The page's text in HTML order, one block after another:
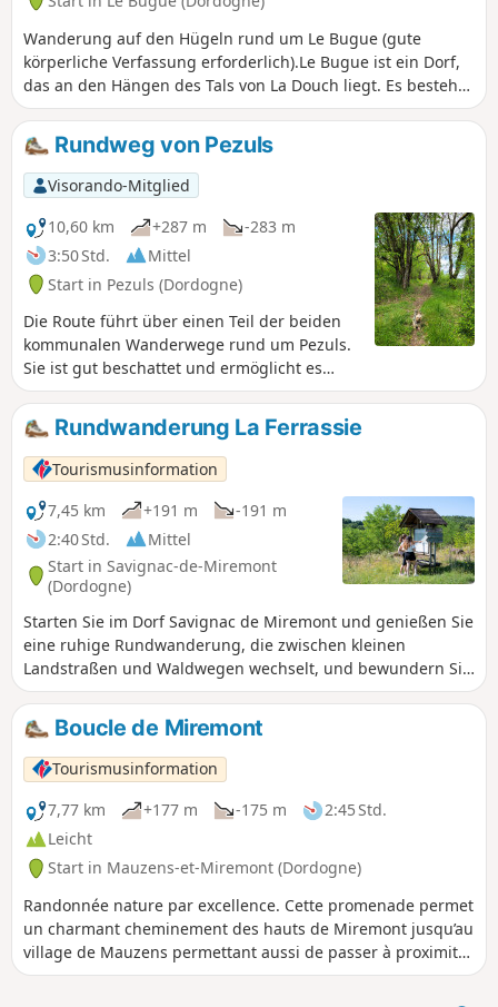
Wanderung auf den Hügeln rund um Le Bugue (gute
körperliche Verfassung erforderlich).Le Bugue ist ein Dorf,
das an den Hängen des Tals von La Douch liegt. Es besteht
aus mehreren Weilern mit vielsagenden Namen: Cantegrel
(Grille singt), La Genèbre (der Ginster). Von den Hängen aus
haben Sie schöne Ausblicke auf die Umgebung.
Rundweg von Pezuls
Visorando-Mitglied
10,60 km
+287 m
-283 m
3:50 Std.
Mittel
Start in Pezuls (Dordogne)
Die Route führt über einen Teil der beiden
kommunalen Wanderwege rund um Pezuls.
Sie ist gut beschattet und ermöglicht es
Ihnen, das Schloss Puy de Rèze, die
Ferienunterkunft La Dreyrie und die Kirche
Sainte-Anne zu entdecken. Ein schöner
Spaziergang.
Rundwanderung La Ferrassie
Tourismusinformation
7,45 km
+191 m
-191 m
2:40 Std.
Mittel
Start in Savignac-de-Miremont
(Dordogne)
Starten Sie im Dorf Savignac de Miremont und genießen Sie
eine ruhige Rundwanderung, die zwischen kleinen
Landstraßen und Waldwegen wechselt, und bewundern Sie
das außergewöhnliche architektonische Erbe, das Sie im
Dorf und in den verschiedenen Weilern auf Ihrem Weg
bewundern können. Sie kommen auch direkt an der
prähistorischen Fundstätte La Ferassie vorbei.
Boucle de Miremont
Tourismusinformation
7,77 km
+177 m -175 m
2:45 Std.
Leicht
Start in Mauzens-et-Miremont (Dordogne)
Randonnée nature par excellence. Cette promenade permet
un charmant cheminement des hauts de Miremont jusqu’au
village de Mauzens permettant aussi de passer à proximité
d’un artisan d’art.